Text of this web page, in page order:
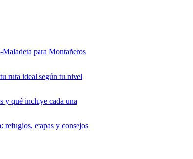
Maladeta para Montañeros
ruta ideal según tu nivel
y qué incluye cada una
etapas y consejos